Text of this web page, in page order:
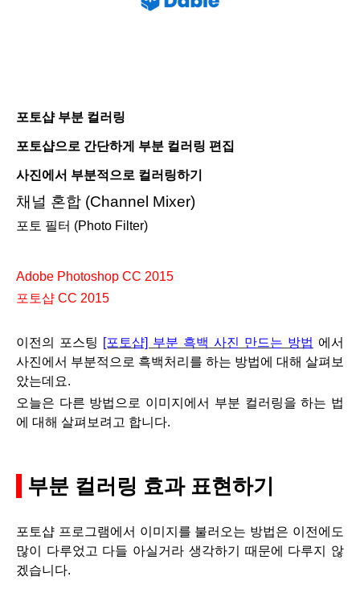
포토샵 부분 컬러링
포토샵으로 간단하게 부분 컬러링 편집
사진에서 부분적으로 컬러링하기
채널 혼합 (Channel Mixer)
포토 필터 (Photo Filter)
Adobe Photoshop CC 2015
포토샵 CC 2015
이전의 포스팅 [포토샵] 부분 흑백 사진 만드는 방법 에서
사진에서 부분적으로 흑백처리를 하는 방법에 대해 살펴보
았는데요.
오늘은 다른 방법으로 이미지에서 부분 컬러링을 하는 법
에 대해 살펴보려고 합니다.
부분 컬러링 효과 표현하기
포토샵 프로그램에서 이미지를 불러오는 방법은 이전에도
많이 다루었고 다들 아실거라 생각하기 때문에 다루지 않
겠습니다.